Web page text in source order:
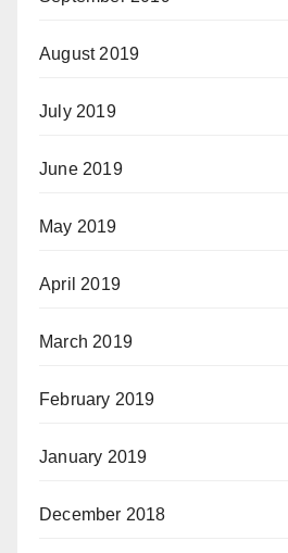
August 2019
July 2019
June 2019
May 2019
April 2019
March 2019
February 2019
January 2019
December 2018